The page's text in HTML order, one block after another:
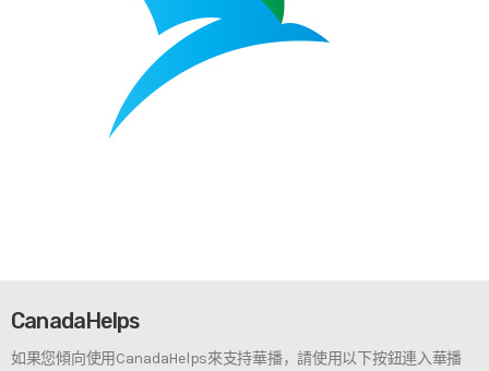
CanadaHelps
如果您傾向使用CanadaHelps來支持華播，請使用以下按鈕連入華播